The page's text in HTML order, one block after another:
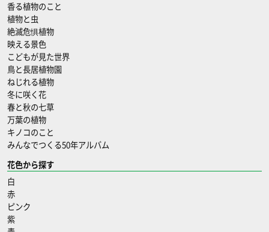
香る植物のこと
植物と虫
絶滅危惧植物
映える景色
こどもが見た世界
鳥と長居植物園
ねじれる植物
冬に咲く花
春と秋の七草
万葉の植物
キノコのこと
みんなでつくる50年アルバム
花色から探す
白
赤
ピンク
紫